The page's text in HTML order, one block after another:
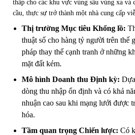
thấp cho các khu vực vùng sâu vùng xa và
cầu, thực sự trở thành một nhà cung cấp
Thị trường Mục tiêu Khổng lồ:
thuật số cho hàng tỷ người trên thế
pháp thay thế cạnh tranh ở những
mặt đất kém.
Mô hình Doanh thu Định kỳ:
dòng thu nhập ổn định và có khả
nhuận cao sau khi mạng lưới được
hóa.
Tầm quan trọng Chiến lược: Có